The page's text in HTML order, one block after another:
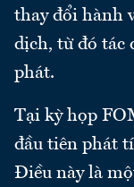
thay đổi hành
dịch, từ đó tác
phát.
Tại kỳ họp
đầu tiên phát
Điều này là